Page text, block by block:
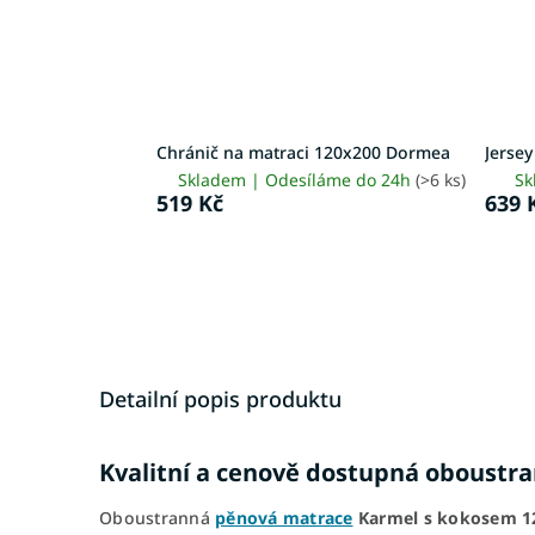
Chránič na matraci 120x200 Dormea
Skladem | Odesíláme do 24h (>6 ks)
519 Kč 639
Detailní popis produktu
Kvalitní a cenově dostupná
Oboustranná pěnová matrace Karmel s kokosem